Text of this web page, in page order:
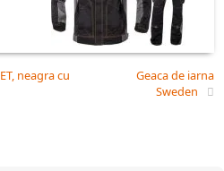
neagra cu
Geaca de iarna
Sweden